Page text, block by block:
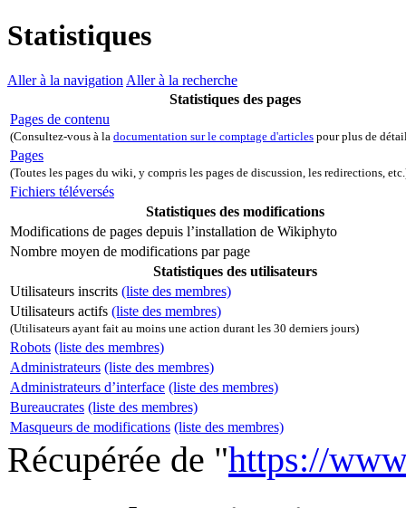
Statistiques
Aller à la navigation Aller à la recherche
Statistiques des pages
Pages de contenu
(Consultez-vous à la documentation sur le comptage d'articles pour plus de
Pages
(Toutes les pages du wiki, y compris les pages de discussion, les redirections,
Fichiers téléversés
Statistiques des modifications
Modifications de pages depuis l’installation de Wikiphyto
Nombre moyen de modifications par page
Statistiques des utilisateurs
Utilisateurs inscrits (liste des membres)
Utilisateurs actifs (liste des membres)
(Utilisateurs ayant fait au moins une action durant les 30 derniers jours)
Robots (liste des membres)
Administrateurs (liste des membres)
Administrateurs d’interface (liste des membres)
Bureaucrates (liste des membres)
Masqueurs de modifications (liste des membres)
Récupérée de "https://